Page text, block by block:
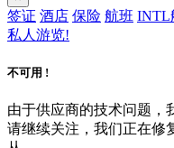
签证 酒店 保险 航班 INTL
私人游览!
不可用 !
由于供应商的技术问题，
请继续关注，我们正在修